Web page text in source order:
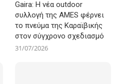
Gaira: Η νέα outdoor
συλλογή της AMES φέρνει
το πνεύμα της Καραϊβικής
στον σύγχρονο σχεδιασμό
31/07/2026